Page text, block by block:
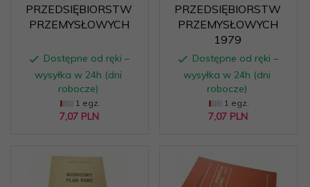
PRZEDSIĘBIORSTW
PRZEMYSŁOWYCH
Dostępne od ręki –
wysyłka w 24h (dni
robocze)
1 egz.
7,07 PLN
PRZEDSIĘBIORSTW
PRZEMYSŁOWYCH
1979
Dostępne od ręki –
wysyłka w 24h (dni
robocze)
1 egz.
7,07 PLN